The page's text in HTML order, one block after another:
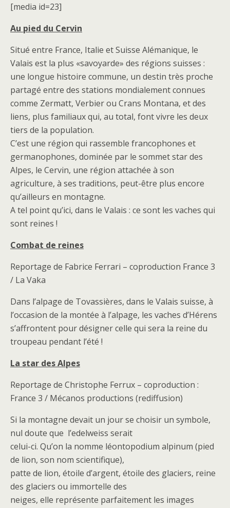
[media id=23]
Au pied du Cervin
Situé entre France, Italie et Suisse Alémanique, le
Valais est la plus «savoyarde» des régions suisses :
une longue histoire commune, un destin très proche
partagé entre des stations mondialement connues
comme Zermatt, Verbier ou Crans Montana, et des
liens, plus familiaux qui, au total, font vivre les deux
tiers de la population.
C’est une région qui rassemble francophones et
germanophones, dominée par le sommet star des
Alpes, le Cervin, une région attachée à son
agriculture, à ses traditions, peut-être plus encore
qu’ailleurs en montagne.
A tel point qu’ici, dans le Valais : ce sont les vaches qui
sont reines !
Combat de reines
Reportage de Fabrice Ferrari – coproduction France 3
/ La Vaka
Dans l’alpage de Tovassières, dans le Valais suisse, à
l’occasion de la montée à l’alpage, les vaches d’Hérens
s’affrontent pour désigner celle qui sera la reine du
troupeau pendant l’été !
La star des Alpes
Reportage de Christophe Ferrux – coproduction :
France 3 / Mécanos productions (rediffusion)
Si la montagne devait un jour se choisir un symbole,
nul doute que l’edelweiss serait
celui-ci. Qu’on la nomme léontopodium alpinum (pied
de lion, son nom scientifique),
patte de lion, étoile d’argent, étoile des glaciers, reine
des glaciers ou immortelle des
neiges, elle représente parfaitement les images